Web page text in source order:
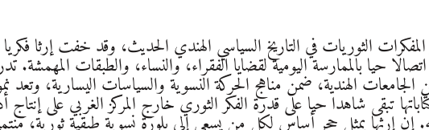
الثوريات في التاريخ السياسي الهندي الحديث، وقد خفت إرثا
حيا بالممارسة اليومية لقضايا الفقراء، والنساء، والطبقات المهمشة.
الهندية، ضمن مناهج الحركة النسوية والسياسات اليسارية، وتعد
تبقى شاهدا حيا على قدرة الفكر الثوري خارج المركز الغربي على إنتاج